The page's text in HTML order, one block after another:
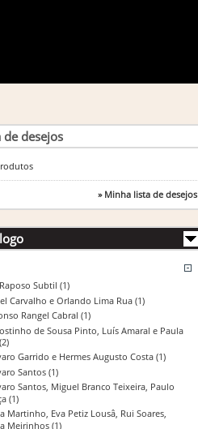
de desejos
» Minha lista de desejos
Subtil (1)
Carvalho e Orlando Lima Rua (1)
Rangel Cabral (1)
de Sousa Pinto, Luís Amaral e Paula
(2)
Garrido e Hermes Augusto Costa (1)
Santos (1)
Santos, Miguel Branco Teixeira, Paulo
(1)
Martinho, Eva Petiz Lousâ, Rui Soares,
Meirinhos (1)